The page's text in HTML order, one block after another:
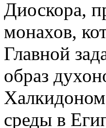
Диоскора,
монахов,
Главной
образ
среды в